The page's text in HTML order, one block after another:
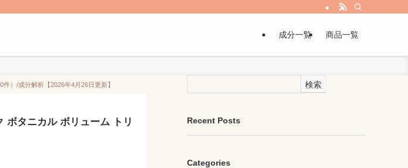
成分一覧 商品一覧
）/成分解析【2026年4月26日更新】
ボタニカル ボリューム トリ
検索
Recent Posts
Categories